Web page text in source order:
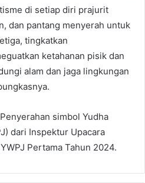
di setiap diri prajurit
dan pantang menyerah untuk
tingkatkan
ketahanan pisik dan
alam dan jaga lingkungan
simbol Yudha
dari Inspektur Upacara
Pertama Tahun 2024.